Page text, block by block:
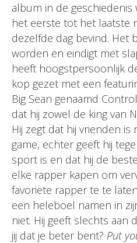
album in de geschiedenis
het eerste tot het laatste
dezelfde dag bevind. Het
worden en eindigt met
heeft hoogstpersoonlijk
kop gezet met een
Big Sean genaamd
dat hij zowel de king van
Hij zegt dat hij vrienden
game, echter geeft hij
sport is en dat hij de
elke rapper kapen om
favoriete rapper te te
een heleboel namen in
niet. Hij geeft slechts aan
jij dat je beter bent? Put